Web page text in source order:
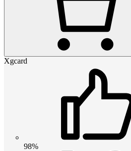
Xgcard
98%